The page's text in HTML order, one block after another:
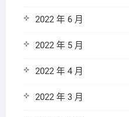
2022 年 6 月
2022 年 5 月
2022 年 4 月
2022 年 3 月